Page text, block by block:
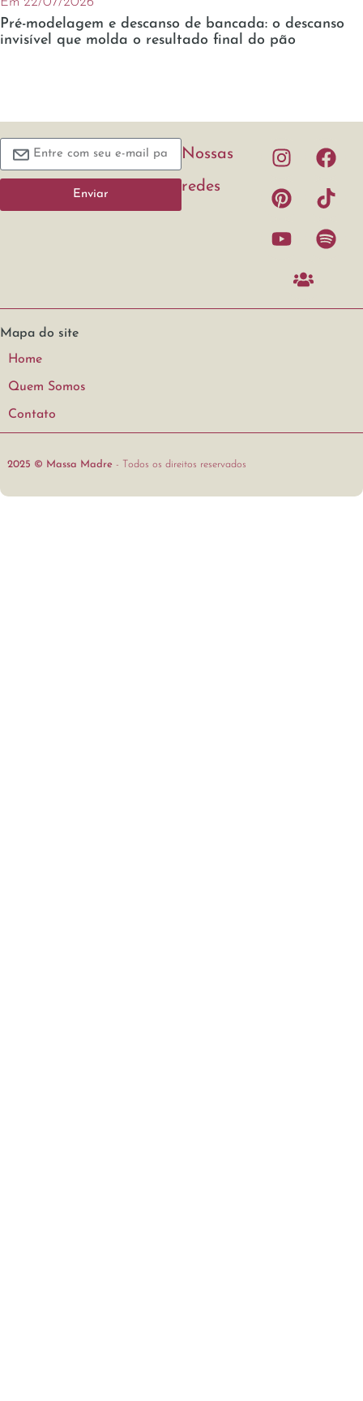
Pré-modelagem e descanso de bancada: o descanso
invisível que molda o resultado final do pão
Enviar
Nossas
redes
Mapa do site
Home
Quem Somos
Contato
2025 © Massa Madre - Todos os direitos reservados